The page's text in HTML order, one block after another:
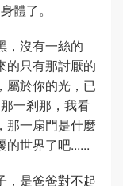
體了。
，沒有一絲的
的只有那討厭的
屬於你的光，已
一剎那，我看
那一扇門是什麼
的世界了吧......
，是爸爸對不起